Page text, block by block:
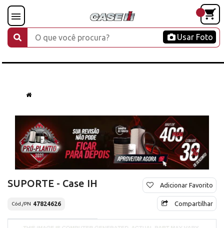
Usar Foto
SUPORTE - Case IH
Cód./PN 47824626
Adicionar Favorito
Compartilhar